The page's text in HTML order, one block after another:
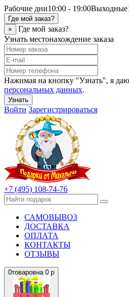
Рабочие дни10:00 - 19:00Выходные
Где мой заказ?
×
Где мой заказ?
Узнать местонахождение заказа
Нажимая на кнопку "Узнать", я даю
персональных данных.
Узнать
Войти Зарегистрироваться
+7 (495) 108-74-76
САМОВЫВОЗ
ДОСТАВКА
ОПЛАТА
КОНТАКТЫ
ОТЗЫВЫ
0товаровна 0 р